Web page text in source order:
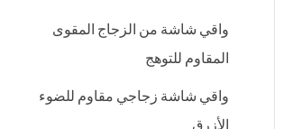
واقي شاشة من الزجاج المقوى
المقاوم للتوهج
واقي شاشة زجاجي مقاوم للضوء
الأزرق